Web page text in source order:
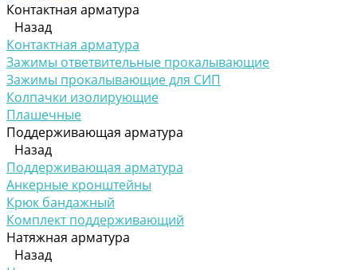
Контактная арматура
Назад
Контактная арматура
Зажимы ответвительные прокалывающие
Зажимы прокалывающие для СИП
Колпачки изолирующие
Плашечные
Поддерживающая арматура
Назад
Поддерживающая арматура
Анкерные кронштейны
Крюк бандажный
Комплект поддерживающий
Натяжная арматура
Назад